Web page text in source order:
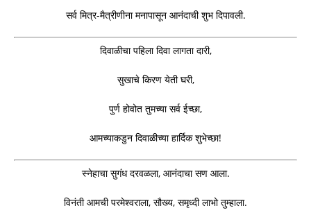
सर्व मित्र-मैत्रीणीना मनापासून आनंदाची शुभ दिपावली.
दिवाळीचा पहिला दिवा लागता दारी,
सुखाचे किरण येती घरी,
पुर्ण होवोत तुमच्या सर्व ईच्छा,
आमच्याकडुन दिवाळीच्या हार्दिक शुभेच्छा!
स्नेहाचा सुगंध दरवळला, आनंदाचा सण आला.
विनंती आमची परमेश्वराला, सौख्य, समृध्दी लाभो तुम्हाला.